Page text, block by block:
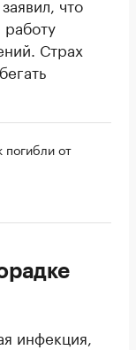
что
Страх
погибли от
инфекция,